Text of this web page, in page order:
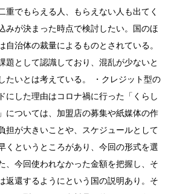
重でもらえる人、もらえない人も出てく
みが決まった時点で検討したい。国のほ
自治体の裁量によるものとされている。
題として認識しており、混乱が少ないと
たいとは考えている。 ・クレジット型の
にした理由はコロナ禍に行った「くらし
については、加盟店の募集や紙媒体の作
担が大きいことや、スケジュールとして
くというところがあり、今回の形式を選
、今回使われなかった金額を把握し、そ
返還するようにという国の説明あり。そ